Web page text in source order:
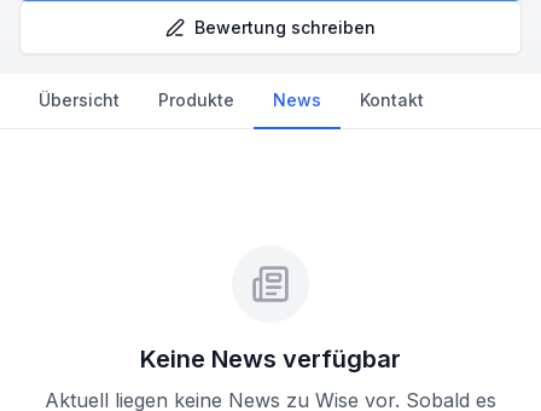
Bewertung schreiben
Übersicht Produkte News Kontakt
Keine News verfügbar
Aktuell liegen keine News zu Wise vor. Sobald es